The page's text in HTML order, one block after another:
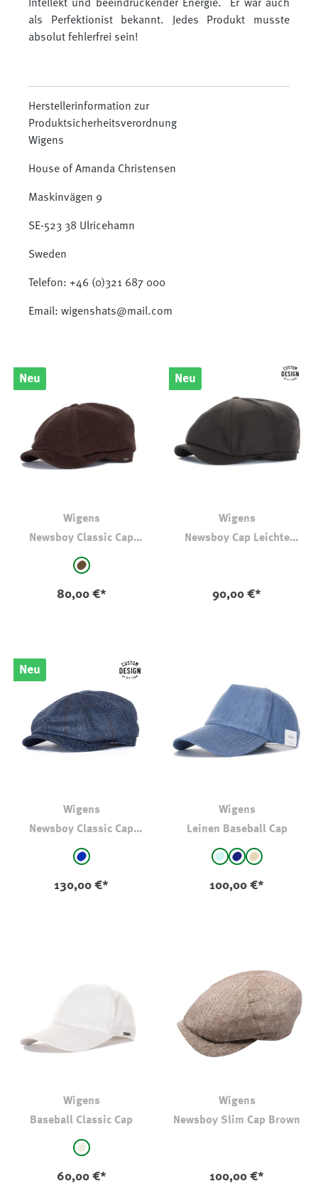
Intellekt und beeindruckender Energie. Er war auch
als Perfektionist bekannt. Jedes Produkt musste
absolut fehlerfrei sein!
Herstellerinformation zur
Produktsicherheitsverordnung
Wigens
House of Amanda Christensen
Maskinvägen 9
SE-523 38 Ulricehamn
Sweden
Telefon: +46 (0)321 687 000
Email: wigenshats@mail.com
Neu
Wigens
Newsboy Classic Cap
auswählen
braun
80,00 €*
Neu
Wigens
Newsboy Cap Leichte
90,00 €*
Neu
Wigens
Newsboy Classic Cap
auswählen
stahlblau - kariert
130,00 €*
Wigens
Leinen Baseball Cap
auswählen
hellbleu
NavyBeige
100,00 €*
Wigens
Baseball Classic Cap
auswählen
natur
60,00 €*
Wigens
Newsboy Slim Cap Brown
100,00 €*